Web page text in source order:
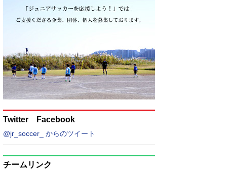
Twitter Facebook
@jr_soccer_ からのツイート
チームリンク